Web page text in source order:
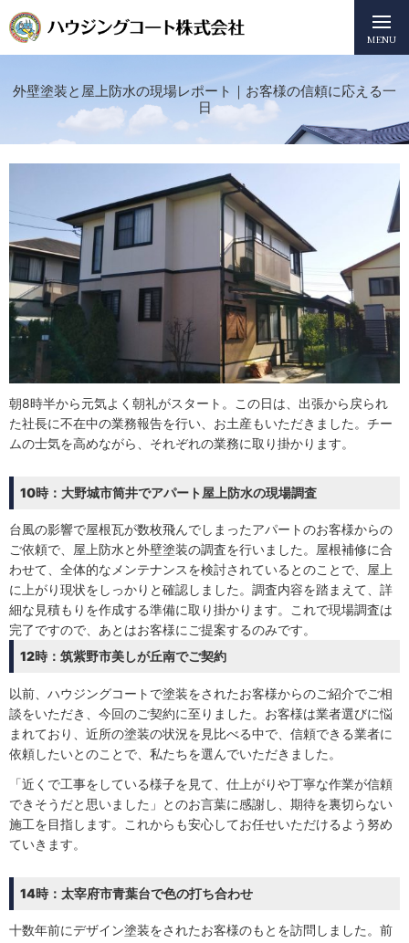
MENU
外壁塗装と屋上防水の現場レポート｜お客様の信頼に応える一
日
朝8時半から元気よく朝礼がスタート。この日は、出張から戻られ
た社長に不在中の業務報告を行い、お土産もいただきました。チー
ムの士気を高めながら、それぞれの業務に取り掛かります。
10時：大野城市筒井でアパート屋上防水の現場調査
台風の影響で屋根瓦が数枚飛んでしまったアパートのお客様からの
ご依頼で、屋上防水と外壁塗装の調査を行いました。屋根補修に合
わせて、全体的なメンテナンスを検討されているとのことで、屋上
に上がり現状をしっかりと確認しました。調査内容を踏まえて、詳
細な見積もりを作成する準備に取り掛かります。これで現場調査は
完了ですので、あとはお客様にご提案するのみです。
12時：筑紫野市美しが丘南でご契約
以前、ハウジングコートで塗装をされたお客様からのご紹介でご相
談をいただき、今回のご契約に至りました。お客様は業者選びに悩
まれており、近所の塗装の状況を見比べる中で、信頼できる業者に
依頼したいとのことで、私たちを選んでいただきました。
「近くで工事をしている様子を見て、仕上がりや丁寧な作業が信頼
できそうだと思いました」とのお言葉に感謝し、期待を裏切らない
施工を目指します。これからも安心してお任せいただけるよう努め
ていきます。
14時：太宰府市青葉台で色の打ち合わせ
十数年前にデザイン塗装をされたお客様のもとを訪問しました。前